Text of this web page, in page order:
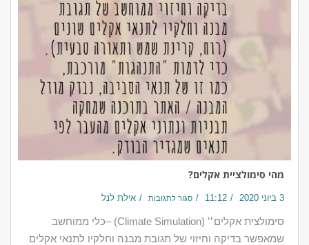
מהי סימולציית אקלים?
3 ביוני 2020 11:12 סגור לתגובות אילת לנל
‎סימולצית אקלים׳’ (Climate Simulation) –כלי ממוחשב
שמאפשר בדיקה וחיזוי של תגובת מבנה וחלקיו לתנאי אקלים